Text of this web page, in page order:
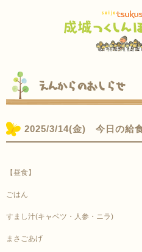
えんからのおしらせ
2025/3/14(金) 今日の給
【昼食】
ごはん
すまし汁(キャベツ・人参・ニラ)
まさごあげ